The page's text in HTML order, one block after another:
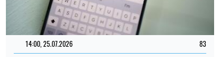
14:00, 25.07.2026 83